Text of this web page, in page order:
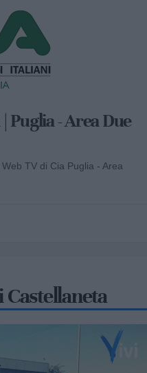
Puglia - Area Due
TV di Cia Puglia - Area